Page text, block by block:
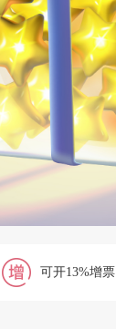
可开13%增票